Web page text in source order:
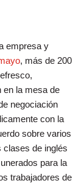
empresa y
, más de 200
en la mesa de
negociación
con la
sobre varios
clases de inglés
para la
trabajadores de